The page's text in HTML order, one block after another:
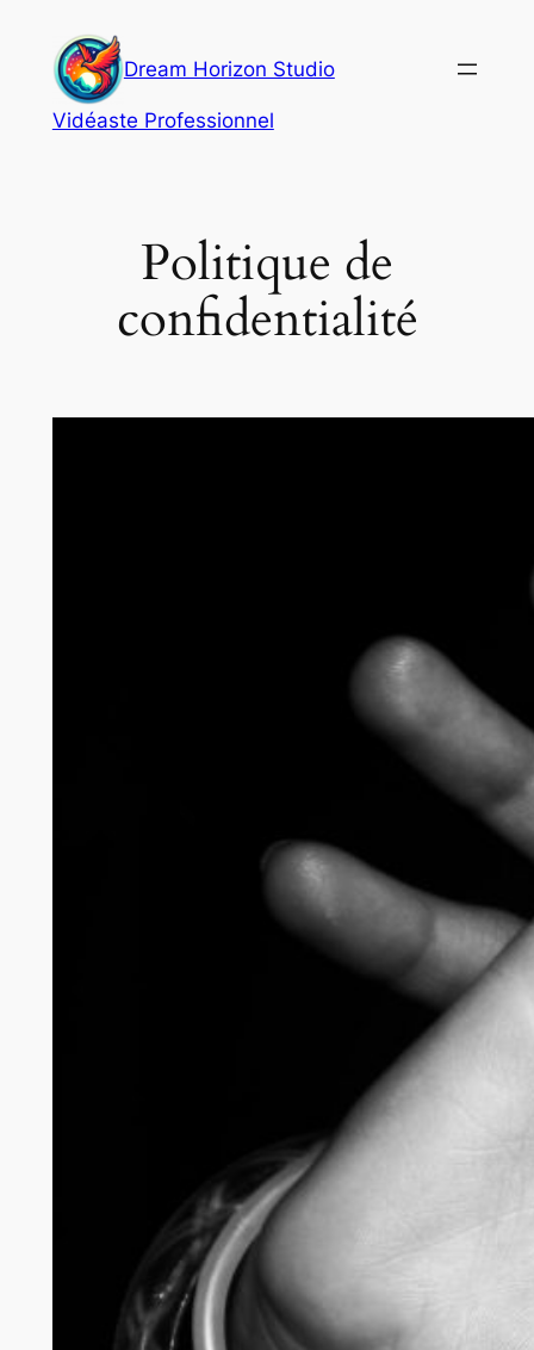
contenu
Dream Horizon Studio
Vidéaste Professionnel
Politique de
confidentialité